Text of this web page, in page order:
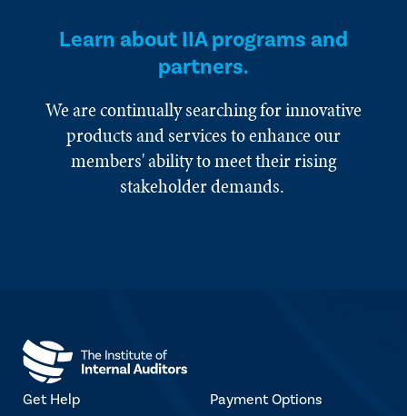
Learn about IIA programs and
partners.
We are continually searching for innovative
products and services to enhance our
members' ability to meet their rising
stakeholder demands.
Get Help
Payment Options